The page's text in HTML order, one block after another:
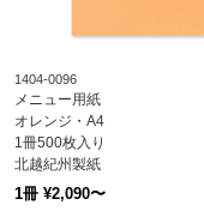
1404-0096
メニュー用紙
オレンジ・A4
1冊500枚入り
北越紀州製紙
Newファインカラー
1冊 ¥2,090〜